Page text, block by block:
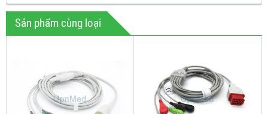
Sản phẩm cùng loại